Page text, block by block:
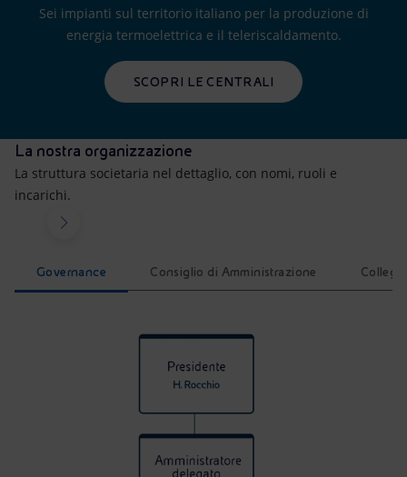
Sei impianti sul territorio italiano per la produzione di
energia termoelettrica e il teleriscaldamento.
SCOPRI LE CENTRALI
La nostra organizzazione
La struttura societaria nel dettaglio, con nomi, ruoli e
incarichi.
Governance Consiglio di Amministrazione